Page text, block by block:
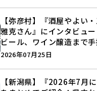
【弥彦村】『酒屋やよい
雅克さん』にインタビュ
ビール、ワイン醸造まで
史”に迫る♪
2026年07月25日
【新潟県】『2026年7月